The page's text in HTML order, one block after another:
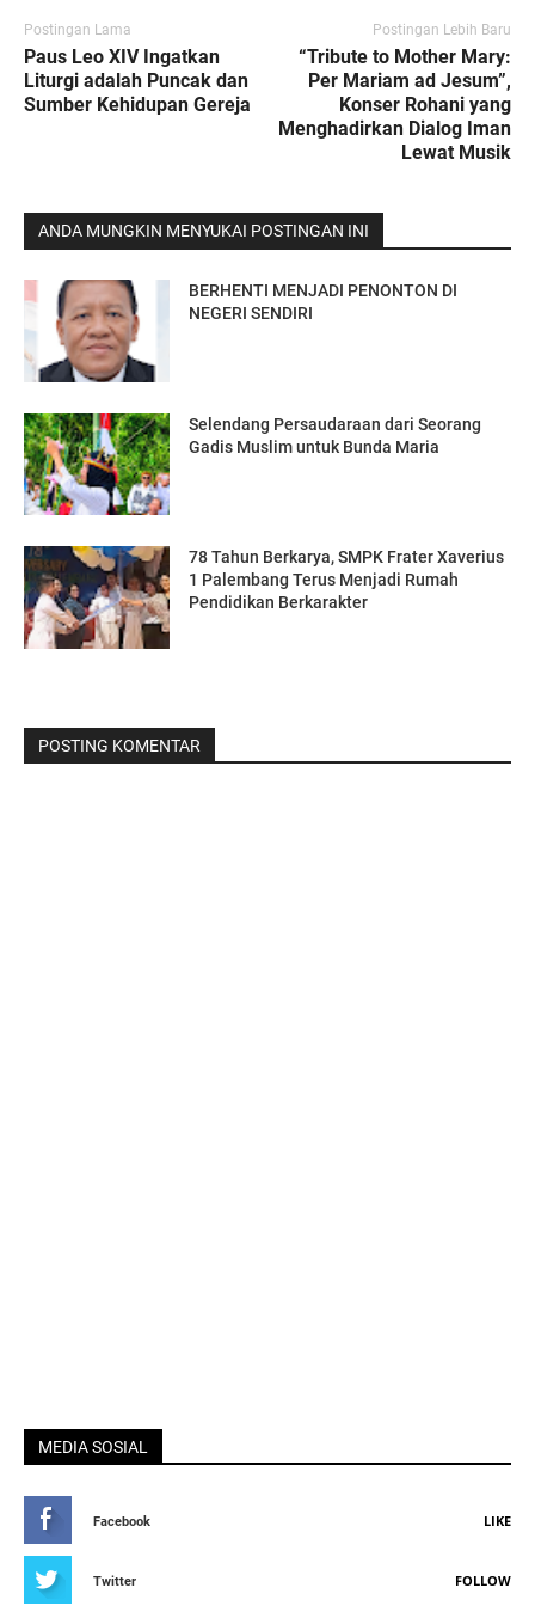
Postingan Lama
Paus Leo XIV Ingatkan
Liturgi adalah Puncak dan
Sumber Kehidupan Gereja
Postingan Lebih Baru
“Tribute to Mother Mary:
Per Mariam ad Jesum”,
Konser Rohani yang
Menghadirkan Dialog Iman
Lewat Musik
ANDA MUNGKIN MENYUKAI POSTINGAN INI
BERHENTI MENJADI PENONTON DI
NEGERI SENDIRI
Selendang Persaudaraan dari Seorang
Gadis Muslim untuk Bunda Maria
78 Tahun Berkarya, SMPK Frater Xaverius
1 Palembang Terus Menjadi Rumah
Pendidikan Berkarakter
POSTING KOMENTAR
MEDIA SOSIAL
Facebook LIKE
Twitter FOLLOW